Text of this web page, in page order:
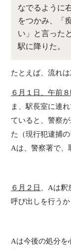
なでるように
をつかみ、「
い」と言った
駅に降りた。
たとえば、流れ
６月１日、午前
ま、駅長室に連
ていると、警察
た（現行犯逮捕の
Aは、警察署で、
６月２日
、Aは
呼び出しを行う
Aは今後の処分を